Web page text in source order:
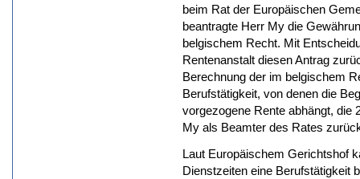
beim Rat der Europäischen
beantragte Herr My die
belgischem Recht. Mit
Rentenanstalt diesen Antrag
Berechnung der im belgischem
Berufstätigkeit, von denen die
vorgezogene Rente abhängt, die
My als Beamter des Rates
Laut Europäischem Gerichtshof
Dienstzeiten eine Berufstätigkeit